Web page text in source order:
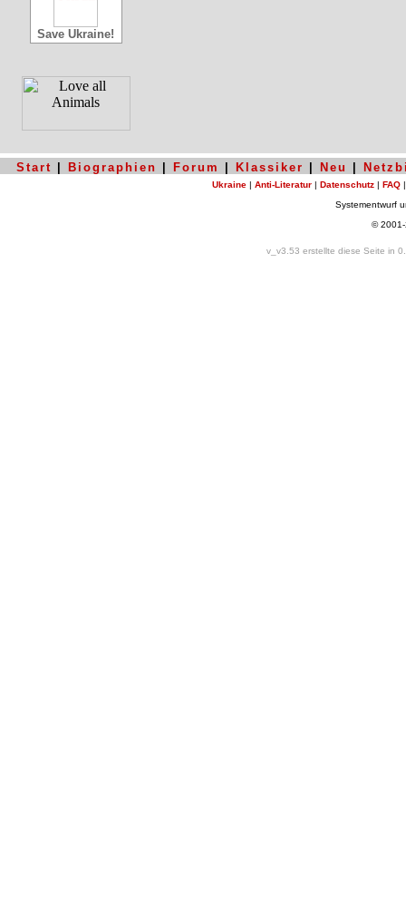
Save Ukraine!
Start Biographien Forum Klassiker Neu
Ukraine | Anti-Literatur | Datenschutz | FAQ
Systementwurf
©
v_v3.53 erstellte diese Seite in